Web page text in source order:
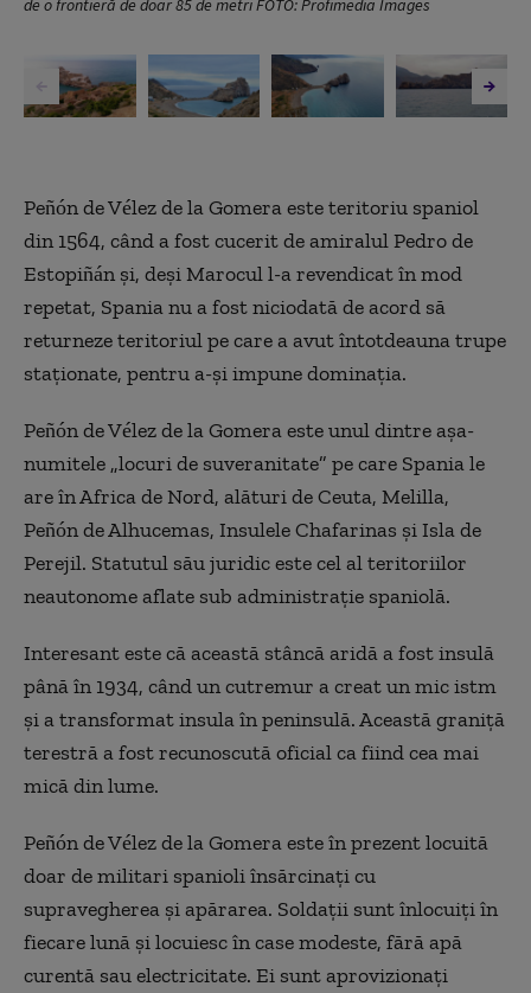
de o frontieră de doar 85 de metri FOTO: Profimedia Images
Peñón de Vélez de la Gomera este teritoriu spaniol
din 1564, când a fost cucerit de amiralul Pedro de
Estopiñán și, deși Marocul l-a revendicat în mod
repetat, Spania nu a fost niciodată de acord să
returneze teritoriul pe care a avut întotdeauna trupe
staționate, pentru a-și impune dominația.
Peñón de Vélez de la Gomera este unul dintre așa-
numitele „locuri de suveranitate” pe care Spania le
are în Africa de Nord, alături de Ceuta, Melilla,
Peñón de Alhucemas, Insulele Chafarinas și Isla de
Perejil. Statutul său juridic este cel al teritoriilor
neautonome aflate sub administrație spaniolă.
Interesant este că această stâncă aridă a fost insulă
până în 1934, când un cutremur a creat un mic istm
și a transformat insula în peninsulă. Această graniță
terestră a fost recunoscută oficial ca fiind cea mai
mică din lume.
Peñón de Vélez de la Gomera este în prezent locuită
doar de militari spanioli însărcinați cu
supravegherea și apărarea. Soldații sunt înlocuiți în
fiecare lună și locuiesc în case modeste, fără apă
curentă sau electricitate. Ei sunt aprovizionați